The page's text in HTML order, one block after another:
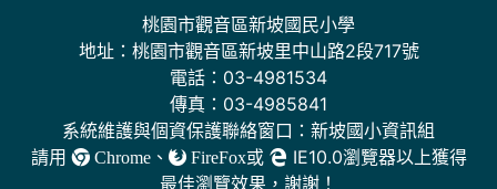
桃園市觀音區新坡國民小學
地址：桃園市觀音區新坡里中山路2段717號
電話：03-4981534
傳真：03-4985841
系統維護與個資保護聯絡窗口：新坡國小資訊組
請用
Chrome、 FireFox或
IE10.0瀏覽器以上獲得
最佳瀏覽效果，謝謝！